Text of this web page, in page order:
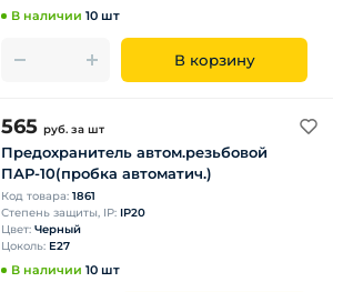
В наличии 10 шт
В корзину
565 руб. за шт
Предохранитель автом.резьбовой
ПАР-10(пробка автоматич.)
Код товара: 1861
Степень защиты, IP: IP20
Цвет: Черный
Цоколь: E27
В наличии 10 шт